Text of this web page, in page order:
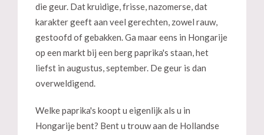
die geur. Dat kruidige, frisse, nazomerse, dat
karakter geeft aan veel gerechten, zowel rauw,
gestoofd of gebakken. Ga maar eens in Hongarije
op een markt bij een berg paprika's staan, het
liefst in augustus, september. De geur is dan
overweldigend.
Welke paprika's koopt u eigenlijk als u in
Hongarije bent? Bent u trouw aan de Hollandse